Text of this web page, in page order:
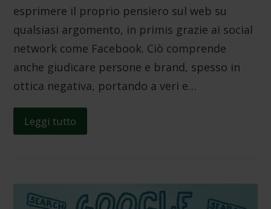
esprimere il proprio pensiero sul web su
qualsiasi argomento, in primis grazie ai social
network come Facebook. Ciò comprende
anche giudicare persone e brand, spesso in
ottica negativa, portando a veri e…
Leggi tutto